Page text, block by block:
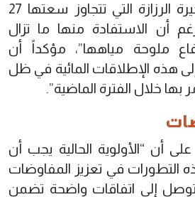
إضافية، من بينها بحيرة الرزازة التي تتجاوز سعتها 27
أن الاستفادة منها ما تزال
ملوحة مياهها”، مؤكداً أن
هذه الإطلاقات المائية في ظل
خلال الفترة الماضية”.
أن “الأولوية الحالية يجب أن
التطورات في تعزيز المفاوضات
إلى اتفاقات واضحة تضمن